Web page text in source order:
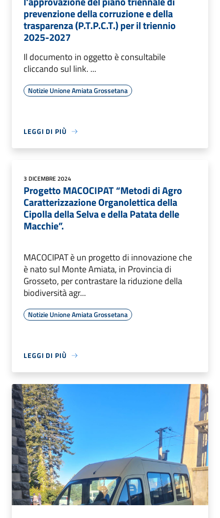
prevenzione della corruzione e della
trasparenza (P.T.P.C.T.) per il triennio
2025-2027
Il documento in oggetto è consultabile
cliccando sul link. ...
Notizie Unione Amiata Grossetana
LEGGI DI PIÙ
3 DICEMBRE 2024
Progetto MACOCIPAT “Metodi di Agro
Caratterizzazione Organolettica della
Cipolla della Selva e della Patata delle
Macchie”.
MACOCIPAT è un progetto di innovazione che
è nato sul Monte Amiata, in Provincia di
Grosseto, per contrastare la riduzione della
biodiversità agr...
Notizie Unione Amiata Grossetana
LEGGI DI PIÙ